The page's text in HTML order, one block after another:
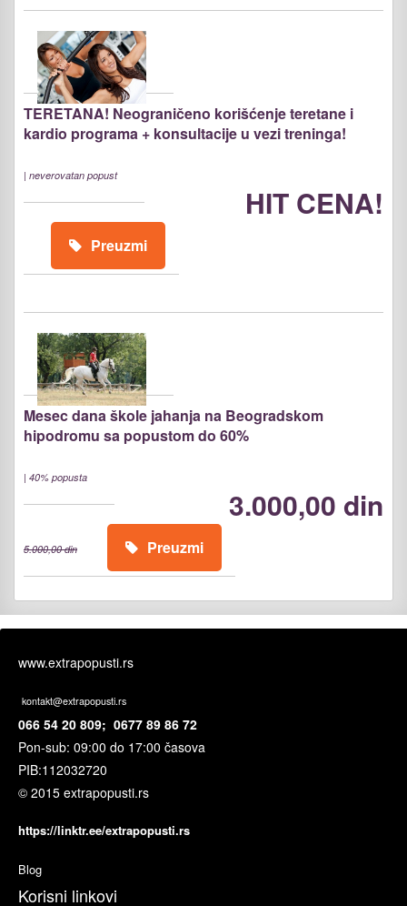
TERETANA! Neograničeno korišćenje teretane i
kardio programa + konsultacije u vezi treninga!
| neverovatan popust
HIT CENA!
Preuzmi
Mesec dana škole jahanja na Beogradskom
hipodromu sa popustom do 60%
| 40% popusta
3.000,00 din
5.000,00 din Preuzmi
www.extrapopusti.rs
kontakt@extrapopusti.rs
066 54 20 809; 0677 89 86 72
Pon-sub: 09:00 do 17:00 časova
PIB:112032720
© 2015 extrapopusti.rs
https://linktr.ee/extrapopusti.rs
Blog
Korisni linkovi